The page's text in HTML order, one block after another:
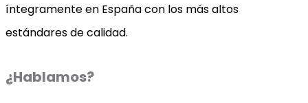
íntegramente en España con los más altos
estándares de calidad.
¿Hablamos?